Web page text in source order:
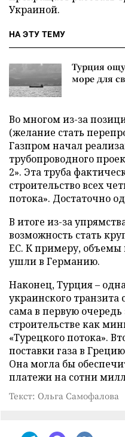
Украиной.
НА ЭТУ ТЕМУ
Турция
море для
Во многом из-за
(желание стать
Газпром начал
трубопроводного
2». Эта труба
строительство всех
потока». Достаточно
В итоге из-за
возможность стать
ЕС. К примеру, объемы
ушли в Германию.
Наконец, Турция –
украинского транзита
сама в первую очередь
строительстве как
«Турецкого потока».
поставки газа в
Она могла бы
платежи на сотни
Текст: Ольга Самофалова